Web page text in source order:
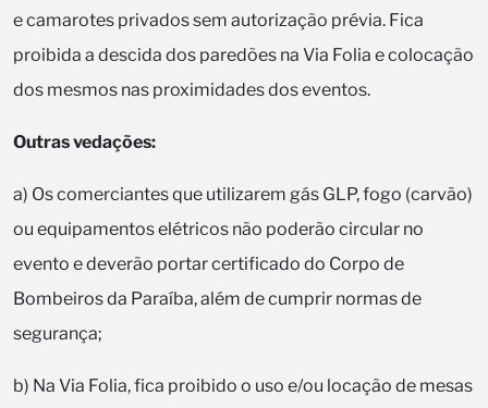
e camarotes privados sem autorização prévia. Fica
proibida a descida dos paredões na Via Folia e colocação
dos mesmos nas proximidades dos eventos.
Outras vedações:
a) Os comerciantes que utilizarem gás GLP, fogo (carvão)
ou equipamentos elétricos não poderão circular no
evento e deverão portar certificado do Corpo de
Bombeiros da Paraíba, além de cumprir normas de
segurança;
b) Na Via Folia, fica proibido o uso e/ou locação de mesas